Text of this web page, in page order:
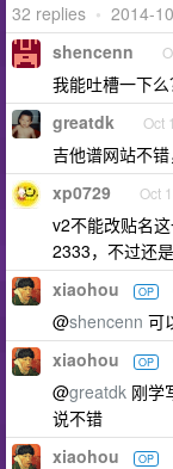
32 replies • 2014-
shencenn
我能吐槽一下么
greatdk Oct
吉他谱网站不
xp0729 Oct
v2不能改贴名
2333，不过还
xiaohou OP
@shencenn 可
xiaohou OP
@greatdk 刚学
说不错
xiaohou OP